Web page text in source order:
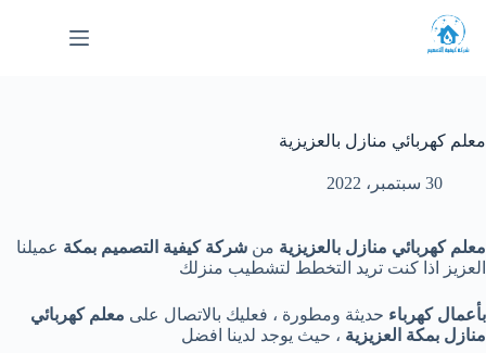
إلى
المحتوى
معلم كهربائي منازل بالعزيزية
30 سبتمبر، 2022
معلم كهربائي منازل بالعزيزية من شركة كيفية التصميم بمكة عميلنا
العزيز اذا كنت تريد التخطط لتشطيب منزلك
بأعمال كهرباء حديثة ومطورة ، فعليك بالاتصال على معلم كهربائي
منازل بمكة العزيزية ، حيث يوجد لدينا افضل